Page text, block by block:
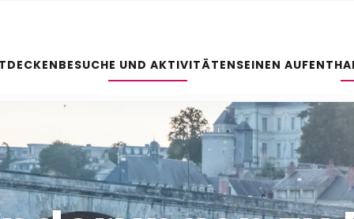
BESUCHE UND AKTIVITÄTENSEINEN